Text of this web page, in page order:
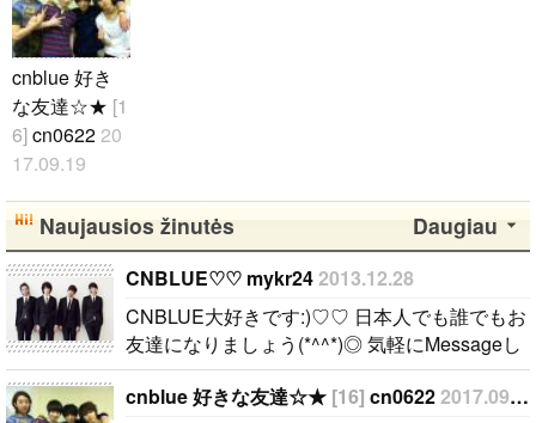
cnblue 好き
な友達☆★ [1
6]cn0622 20
17.09.19
セヨ♪♪ 私は
ソウルに住ん
で 1986年生
まれです☆★
メールやりと
りしながら仲
良くする友達
Daugiau
Naujausios žinutės
CNBLUE♡ ♡ mykr242013.12.28
CNBLUE大好きです:)♡ ♡ 日本人でも誰でもお
友達になりましょう(*^^*)◎ 気軽にMessageし
てね〜:D☆..
cnblue 好きな友達☆★ [16] cn06222017.09.19